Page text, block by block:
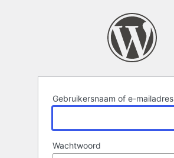
Gebruikersnaam of e-mailadres
Wachtwoord